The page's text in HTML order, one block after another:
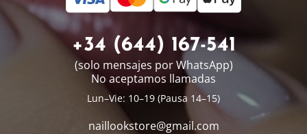
+34 (644) 167-541
(solo mensajes por WhatsApp)
No aceptamos llamadas
Lun–Vie: 10–19 (Pausa 14–15)
naillookstore@gmail.com